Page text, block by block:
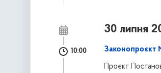
30 липня
10:00 Законопроєкт
Проєкт